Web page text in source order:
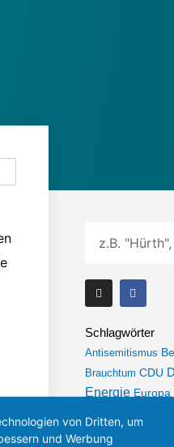
n
s
a
g
r
m
a
c
b
o
o
-
f
Schlagwörter
Antisemitismus
Brauchtum CDU
Energie Europa
Infrastruktur
von Dritten, um
und Werbung